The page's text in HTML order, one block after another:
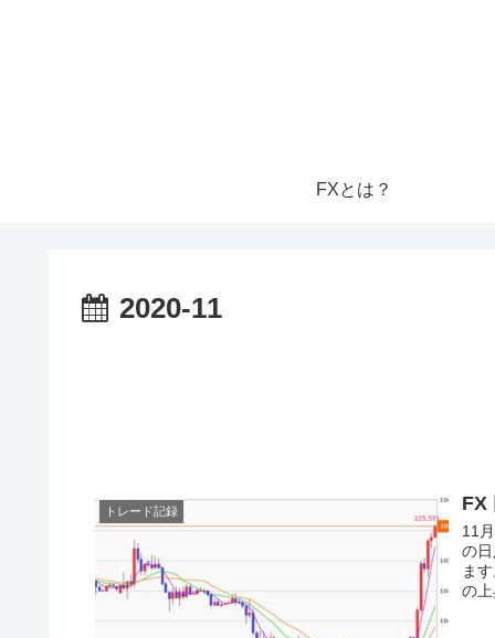
FXとは？
2020-11
トレード記録 FX
11
の
ま
の